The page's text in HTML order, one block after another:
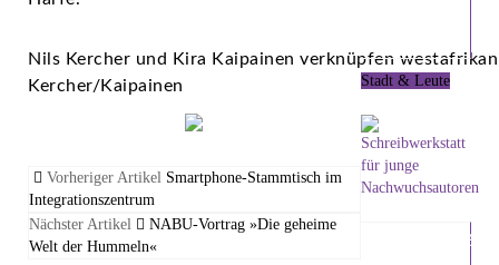
Nils Kercher und Kira Kaipainen verknüpfen
Kercher/Kaipainen
Vorheriger Artikel Smartphone-Stammtisch im
Integrationszentrum
Nächster Artikel
NABU-Vortrag »Die geheime
Welt der Hummeln«
Stadt & Leute